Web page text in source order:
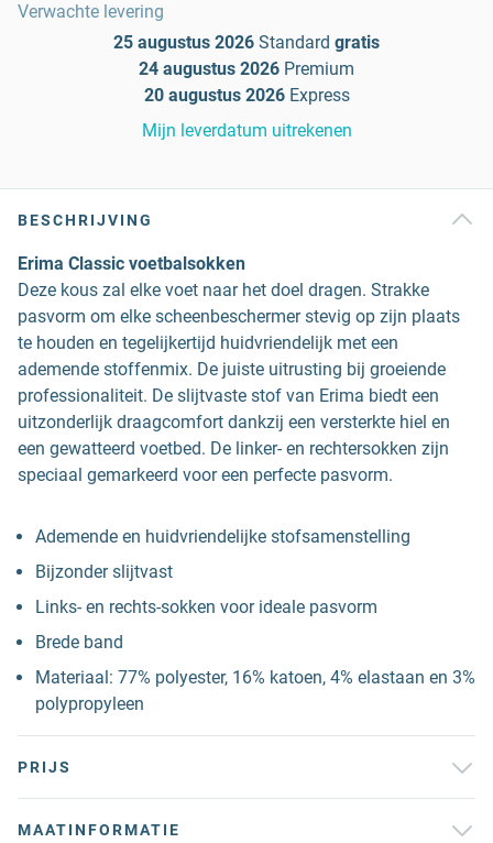
Verwachte levering
25 augustus 2026 Standard gratis
24 augustus 2026 Premium
20 augustus 2026 Express
Mijn leverdatum uitrekenen
BESCHRIJVING
Erima Classic voetbalsokken
Deze kous zal elke voet naar het doel dragen. Strakke
pasvorm om elke scheenbeschermer stevig op zijn plaats
te houden en tegelijkertijd huidvriendelijk met een
ademende stoffenmix. De juiste uitrusting bij groeiende
professionaliteit. De slijtvaste stof van Erima biedt een
uitzonderlijk draagcomfort dankzij een versterkte hiel en
een gewatteerd voetbed. De linker- en rechtersokken zijn
speciaal gemarkeerd voor een perfecte pasvorm.
Ademende en huidvriendelijke stofsamenstelling
Bijzonder slijtvast
Links- en rechts-sokken voor ideale pasvorm
Brede band
Materiaal: 77% polyester, 16% katoen, 4% elastaan en 3%
polypropyleen
PRIJS
MAATINFORMATIE